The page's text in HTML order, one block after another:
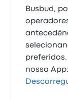
Busbud,
nossa App: